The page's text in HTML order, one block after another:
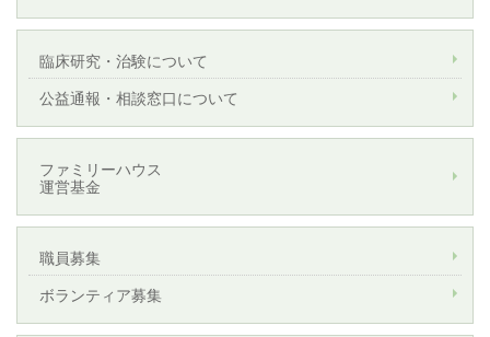
臨床研究・治験について
公益通報・相談窓口について
ファミリーハウス
運営基金
職員募集
ボランティア募集